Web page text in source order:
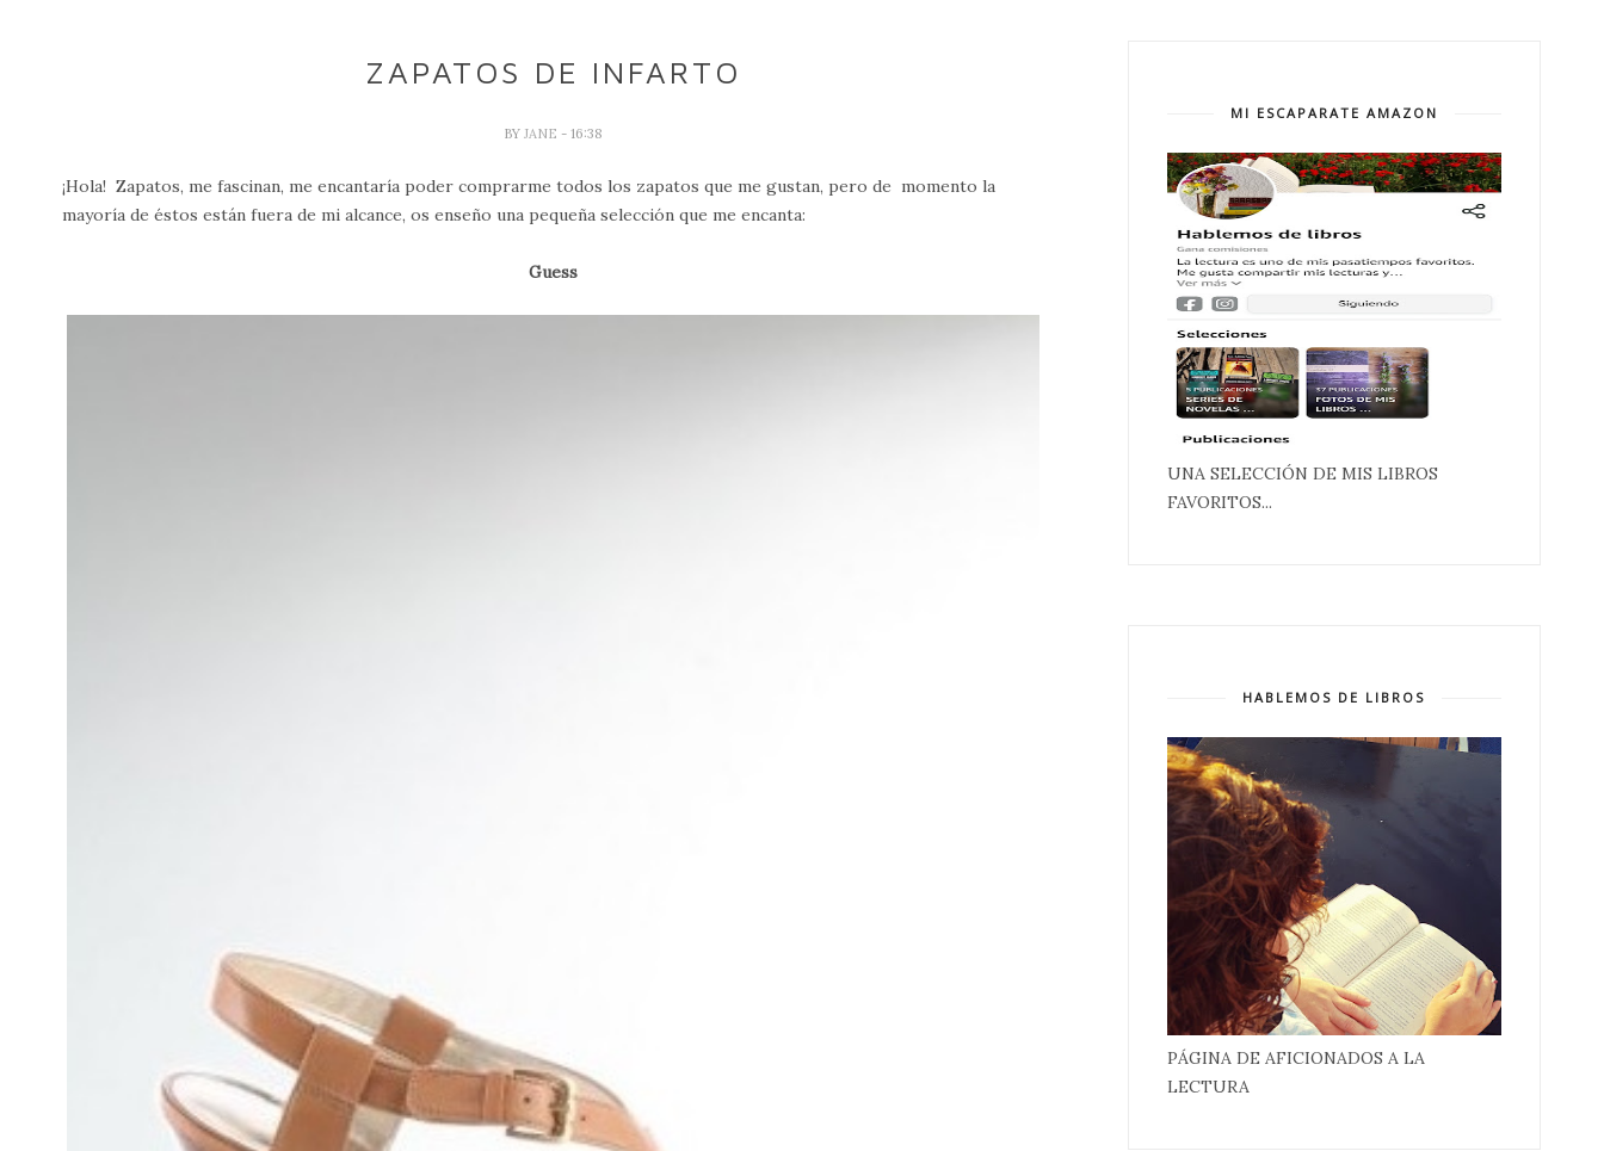
ZAPATOS DE INFARTO
BY JANE - 16:38
¡Hola! Zapatos, me fascinan, me encantaría poder comprarme todos los zapatos que me gustan, pero de momento la
mayoría de éstos están fuera de mi alcance, os enseño una pequeña selección que me encanta:
Guess
MI ESCAPARATE AMAZON
UNA SELECCIÓN DE MIS LIBROS
FAVORITOS...
HABLEMOS DE LIBROS
PÁGINA DE AFICIONADOS A LA
LECTURA